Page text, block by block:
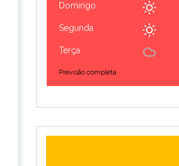
Domingo
Segunda
Terça
Previsão completa